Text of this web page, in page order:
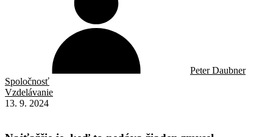
Peter Daubner
Spoločnosť
Vzdelávanie
13. 9. 2024